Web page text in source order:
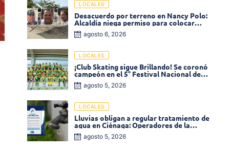
LOCALES
Desacuerdo por terreno en Nancy Polo:
Alcaldía niega permiso para colocar
venta de comidas
agosto 6, 2026
LOCALES
¡Club Skating sigue Brillando! Se coronó
campeón en el 5° Festival Nacional de
Patinaje «Soledad sobre Ruedas»
agosto 5, 2026
LOCALES
Lluvias obligan a regular tratamiento de
agua en Ciénaga: Operadores de la
Sierra anuncia baja presión en varios
sectores
agosto 5, 2026